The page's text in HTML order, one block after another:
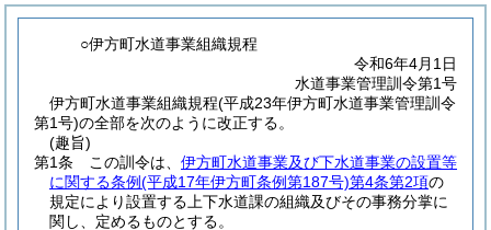
○伊方町水道事業組織規程
令和6年4月1日
水道事業管理訓令第1号
伊方町水道事業組織規程(平成23年伊方町水道事業管理訓令
第1号)の全部を次のように改正する。
(趣旨)
第1条
この訓令は、 伊方町水道事業及び下水道事業の設置等
に関する条例(平成17年伊方町条例第187号)第4条第2項の
規定により設置する上下水道課の組織及びその事務分掌に
関し、定めるものとする。